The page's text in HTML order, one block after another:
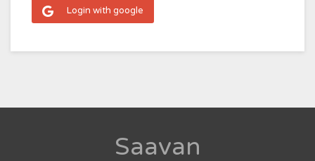
Login with google
Saavan